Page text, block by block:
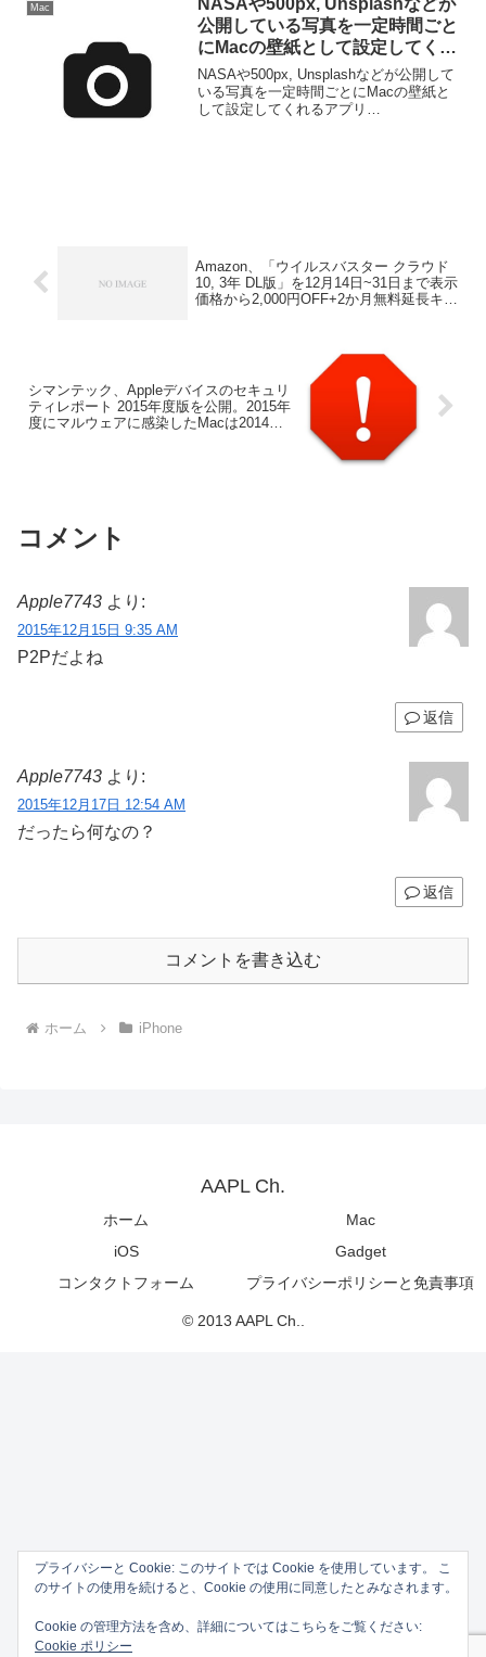
Mac
NASAや500px, Unsplashなどが
公開している写真を一定時間ごと
にMacの壁紙として設定してくれ
るユーティリティアプリ
「FreshBackMac」がリリース。
NASAや500px, Unsplashなどが公開して
いる写真を一定時間ごとにMacの壁紙と
して設定してくれるアプリ
Amazon、「ウイルスバスター クラウド
10, 3年 DL版」を12月14日~31日まで表示
価格から2,000円OFF+2か月無料延長キャ
シマンテック、Appleデバイスのセキュリ
ティレポート 2015年度版を公開。2015年
度にマルウェアに感染したMacは2014年
コメント
Apple7743 より:
2015年12月15日 9:35 AM
P2Pだよね
返信
Apple7743 より:
2015年12月17日 12:54 AM
だったら何なの？
返信
コメントを書き込む
ホーム iPhone
AAPL Ch.
ホーム
Mac
iOS
Gadget
コンタクトフォーム
プライバシーポリシーと免責事項
© 2013 AAPL Ch..
プライバシーと Cookie: このサイトでは Cookie を使用しています。 こ
のサイトの使用を続けると、Cookie の使用に同意したとみなされます。
Cookie の管理方法を含め、詳細についてはこちらをご覧ください:
Cookie ポリシー